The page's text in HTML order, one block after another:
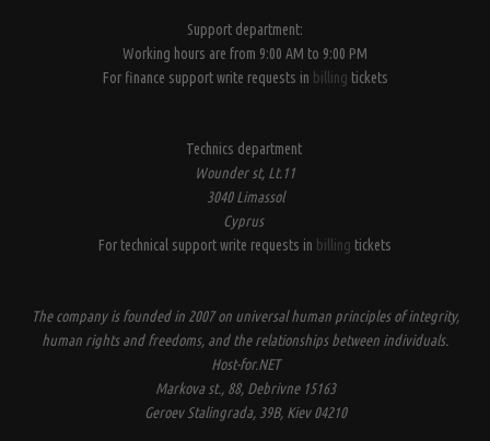
Support department:
Working hours are from 9:00 AM to 9:00 PM
For finance support write requests in billing tickets
Technics department
Wounder st, Lt.11
3040 Limassol
Cyprus
For technical support write requests in billing tickets
The company is founded in 2007 on universal human principles of integrity,
human rights and freedoms, and the relationships between individuals.
Host-for.NET
Markova st., 88, Debrivne 15163
Geroev Stalingrada, 39B, Kiev 04210